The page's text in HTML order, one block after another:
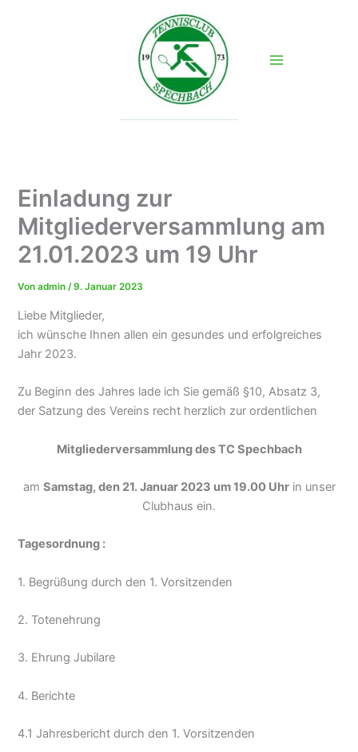
Einladung zur
Mitgliederversammlung am
21.01.2023 um 19 Uhr
Vonadmin/9. Januar 2023
Liebe Mitglieder,
ich wünsche Ihnen allen ein gesundes und erfolgreiches
Jahr 2023.
Zu Beginn des Jahres lade ich Sie gemäß §10, Absatz 3,
der Satzung des Vereins recht herzlich zur ordentlichen
Mitgliederversammlung des TC Spechbach
am Samstag, den 21. Januar 2023 um 19.00 Uhrin unser
Clubhaus ein.
Tagesordnung :
1. Begrüßung durch den 1. Vorsitzenden
2. Totenehrung
3. Ehrung Jubilare
4. Berichte
4.1 Jahresbericht durch den 1. Vorsitzenden